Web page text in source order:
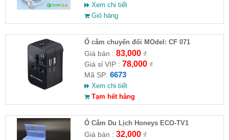
Xem chi tiết
Giỏ hàng
Ổ cắm chuyển đổi MOdel: CF 071
Giá bán : 83,000₫
Giá sỉ VIP : 78,000₫
Mã SP: 6673
Xem chi tiết
Tạm hết hàng
Ổ Cắm Du Lịch Honeys ECO-TV1
Giá bán : 32,000₫